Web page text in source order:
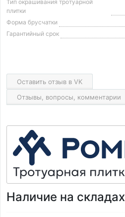
Тип окрашивания тротуарной
плитки
Форма брусчатки
Гарантийный срок
Оставить отзыв в VK
Отзывы, вопросы, комментарии
Наличие на складах